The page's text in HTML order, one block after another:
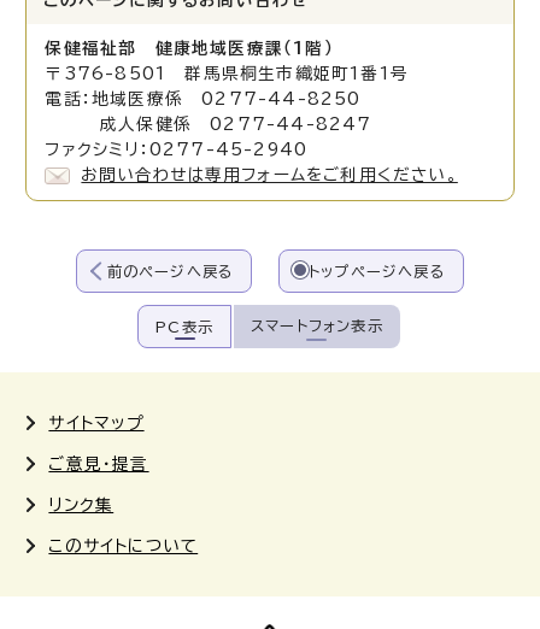
保健福祉部 健康地域医療課（1階）
〒376-8501 群馬県桐生市織姫町1番1号
電話：地域医療係 0277-44-8250
成人保健係 0277-44-8247
ファクシミリ：0277-45-2940
お問い合わせは専用フォームをご利用ください。
前のページへ戻る トップページへ戻る
PC表示 スマートフォン表示
サイトマップ
ご意見・提言
リンク集
このサイトについて